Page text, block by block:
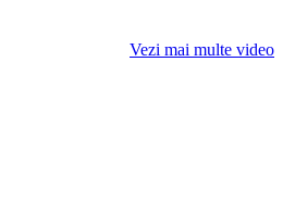
Vezi mai multe video